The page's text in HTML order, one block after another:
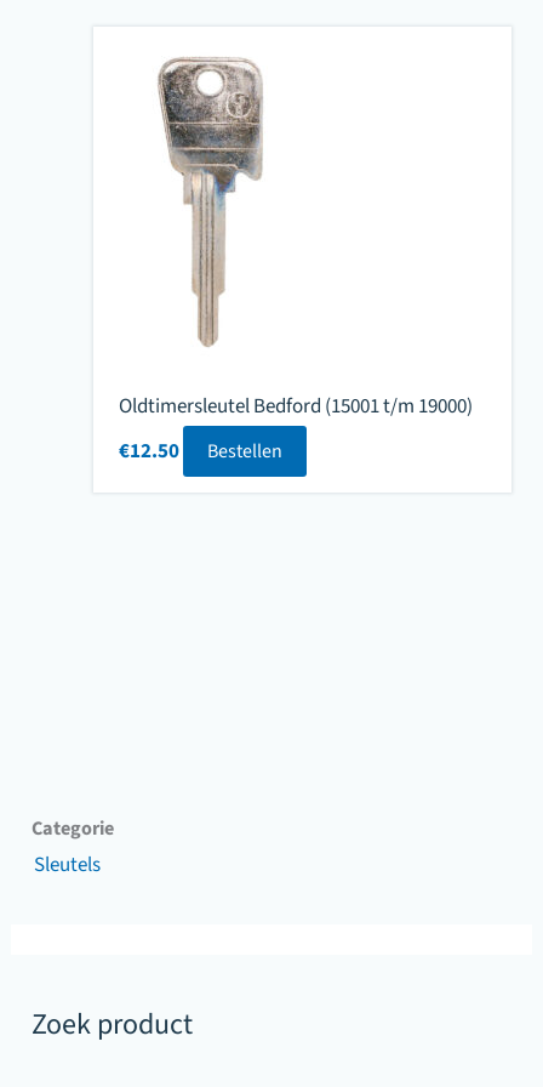
Categorie
Sleutels
Zoek product
Oldtimersleutel Bedford (15001 t/m 19000)
€12.50 Bestellen